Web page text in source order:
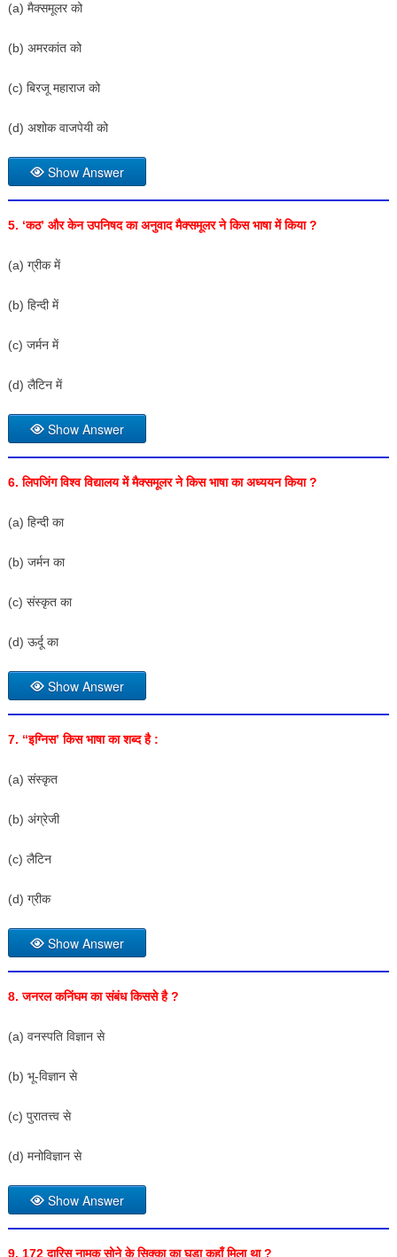
(a) मैक्समूलर को
(b) अमरकांत को
(c) बिरजू महाराज को
(d) अशोक वाजपेयी को
Show Answer
5. ‘कठ’ और केन उपनिषद का अनुवाद मैक्समूलर ने किस भाषा में किया ?
(a) ग्रीक में
(b) हिन्दी में
(c) जर्मन में
(d) लैटिन में
Show Answer
6. लिपजिंग विश्व विद्यालय में मैक्समूलर ने किस भाषा का अध्ययन किया ?
(a) हिन्दी का
(b) जर्मन का
(c) संस्कृत का
(d) ऊर्दू का
Show Answer
7. “इग्निस’ किस भाषा का शब्द है :
(a) संस्कृत
(b) अंग्रेजी
(c) लैटिन
(d) ग्रीक
Show Answer
8. जनरल कनिंघम का संबंध किससे है ?
(a) वनस्पति विज्ञान से
(b) भू-विज्ञान से
(c) पुरातत्त्व से
(d) मनोविज्ञान से
Show Answer
9. 172 दारिस नामक सोने के सिक्का का घड़ा कहाँ मिला था ?